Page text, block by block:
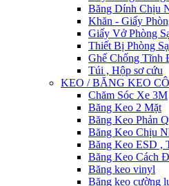
Băng Dính Chịu
Khăn - Giấy
Giấy Vở Phòng
Thiết Bị Phòng
Ghế Chống Tĩnh
Túi , Hộp sơ cứu
KEO / BĂNG KEO
Chăm Sóc Xe 3M
Băng Keo 2 Mặt
Băng Keo Phản
Băng Keo Chịu
Băng Keo ESD ,
Băng Keo Cách
Băng keo vinyl
Băng keo cường